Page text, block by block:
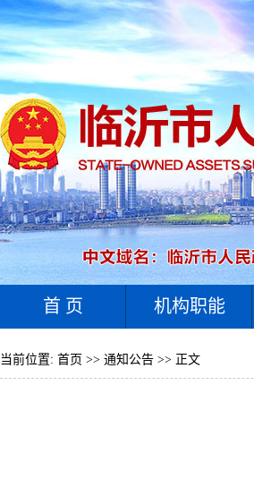
首 页 机构职能
当前位置: 首页 >> 通知公告 >> 正文